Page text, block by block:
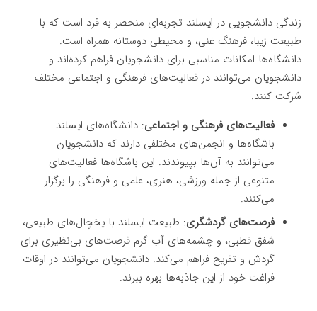
زندگی دانشجویی در ایسلند تجربه‌ای منحصر به فرد است که با
طبیعت زیبا، فرهنگ غنی، و محیطی دوستانه همراه است.
دانشگاه‌ها امکانات مناسبی برای دانشجویان فراهم کرده‌اند و
دانشجویان می‌توانند در فعالیت‌های فرهنگی و اجتماعی مختلف
شرکت کنند.
فعالیت‌های فرهنگی و اجتماعی: دانشگاه‌های ایسلند
باشگاه‌ها و انجمن‌های مختلفی دارند که دانشجویان
می‌توانند به آن‌ها بپیوندند. این باشگاه‌ها فعالیت‌های
متنوعی از جمله ورزشی، هنری، علمی و فرهنگی را برگزار
می‌کنند.
فرصت‌های گردشگری: طبیعت ایسلند با یخچال‌های طبیعی،
شفق قطبی، و چشمه‌های آب گرم فرصت‌های بی‌نظیری برای
گردش و تفریح فراهم می‌کند. دانشجویان می‌توانند در اوقات
فراغت خود از این جاذبه‌ها بهره ببرند.